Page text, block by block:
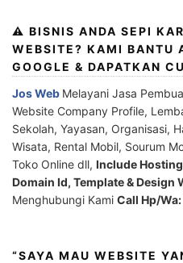
⚠️ BISNIS ANDA SEPI
WEBSITE? KAMI BANTU
GOOGLE & DAPATKAN
Jos Web Melayani Jasa
Website Company Profile,
Sekolah, Yayasan, Organisasi,
Wisata, Rental Mobil, Sourum
Toko Online dll, Include
Domain Id, Template & Design
Menghubungi Kami Call Hp/
“SAYA MAU WEBSITE